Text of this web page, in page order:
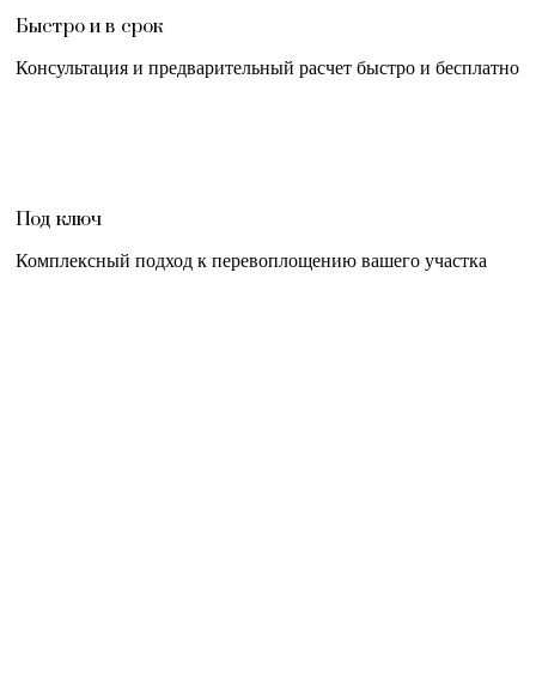
Быстро и в срок
Консультация и предварительный расчет быстро и бесплатно
Под ключ
Комплексный подход к перевоплощению вашего участка